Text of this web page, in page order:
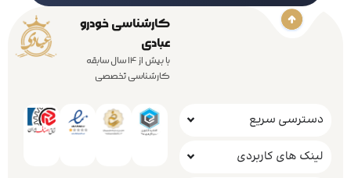
کارشناسی خودرو
عبادی
با بیش از 14 سال سابقه
کارشناسی تخصصی
دسترسی سریع
لینک های کاربردی